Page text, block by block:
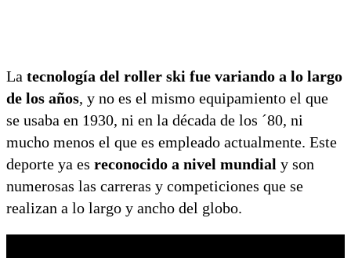
La tecnología del roller ski fue variando a lo largo
de los años, y no es el mismo equipamiento el que
se usaba en 1930, ni en la década de los ´80, ni
mucho menos el que es empleado actualmente. Este
deporte ya es reconocido a nivel mundial y son
numerosas las carreras y competiciones que se
realizan a lo largo y ancho del globo.